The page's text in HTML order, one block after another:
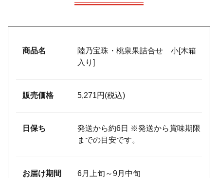
商品名
陸乃宝珠・桃泉果詰合せ 小[木箱
入り]
販売価格 5,271円 (税込)
日保ち
発送から約6日 ※発送から賞味期限
までの目安です。
お届け期間 6月上旬～9月中旬